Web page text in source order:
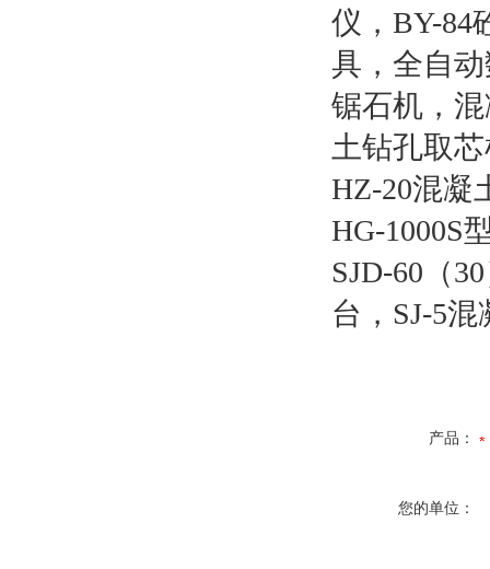
仪，BY-84
具，全自
锯石机，
土钻孔取
HZ-20混凝
HG-1000S
SJD-60（
台，SJ-5
产品：
您的单位：